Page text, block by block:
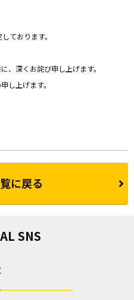
ております。
、深くお詫び申し上げます。
し上げます。
に戻る
SNS